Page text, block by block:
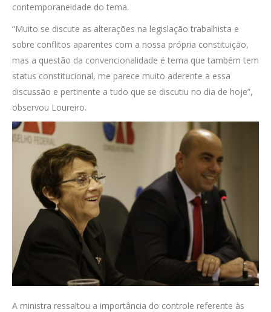
contemporaneidade do tema.
“Muito se discute as alterações na legislação trabalhista e
sobre conflitos aparentes com a nossa própria constituição,
mas a questão da convencionalidade é tema que também tem
status constitucional, me parece muito aderente a essa
discussão e pertinente a tudo que se discutiu no dia de hoje”,
observou Loureiro.
A ministra ressaltou a importância do controle referente às